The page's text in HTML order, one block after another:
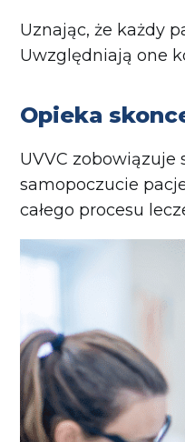
Uznając, że każdy
Uwzględniają one
Opieka
UVVC
samopoczucie
całego procesu